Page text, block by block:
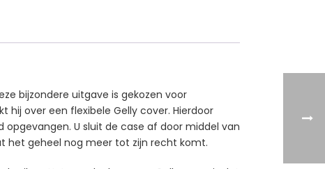
bijzondere uitgave is gekozen voor
over een flexibele Gelly cover. Hierdoor
U sluit de case af door middel van
het geheel nog meer tot zijn recht komt.